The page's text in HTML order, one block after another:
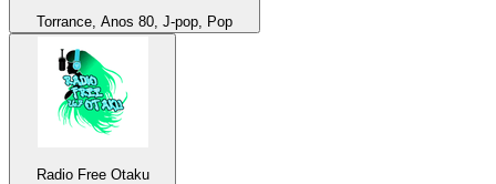
Torrance, Anos 80, J-pop, Pop
Radio Free Otaku